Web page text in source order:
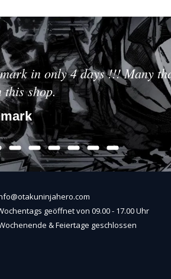
in only 4 days !!! Many
shop.
geöffnet von 09.00 - 17.00 Uhr
& Feiertage geschlossen